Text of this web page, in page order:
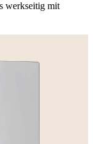
werkseitig mit